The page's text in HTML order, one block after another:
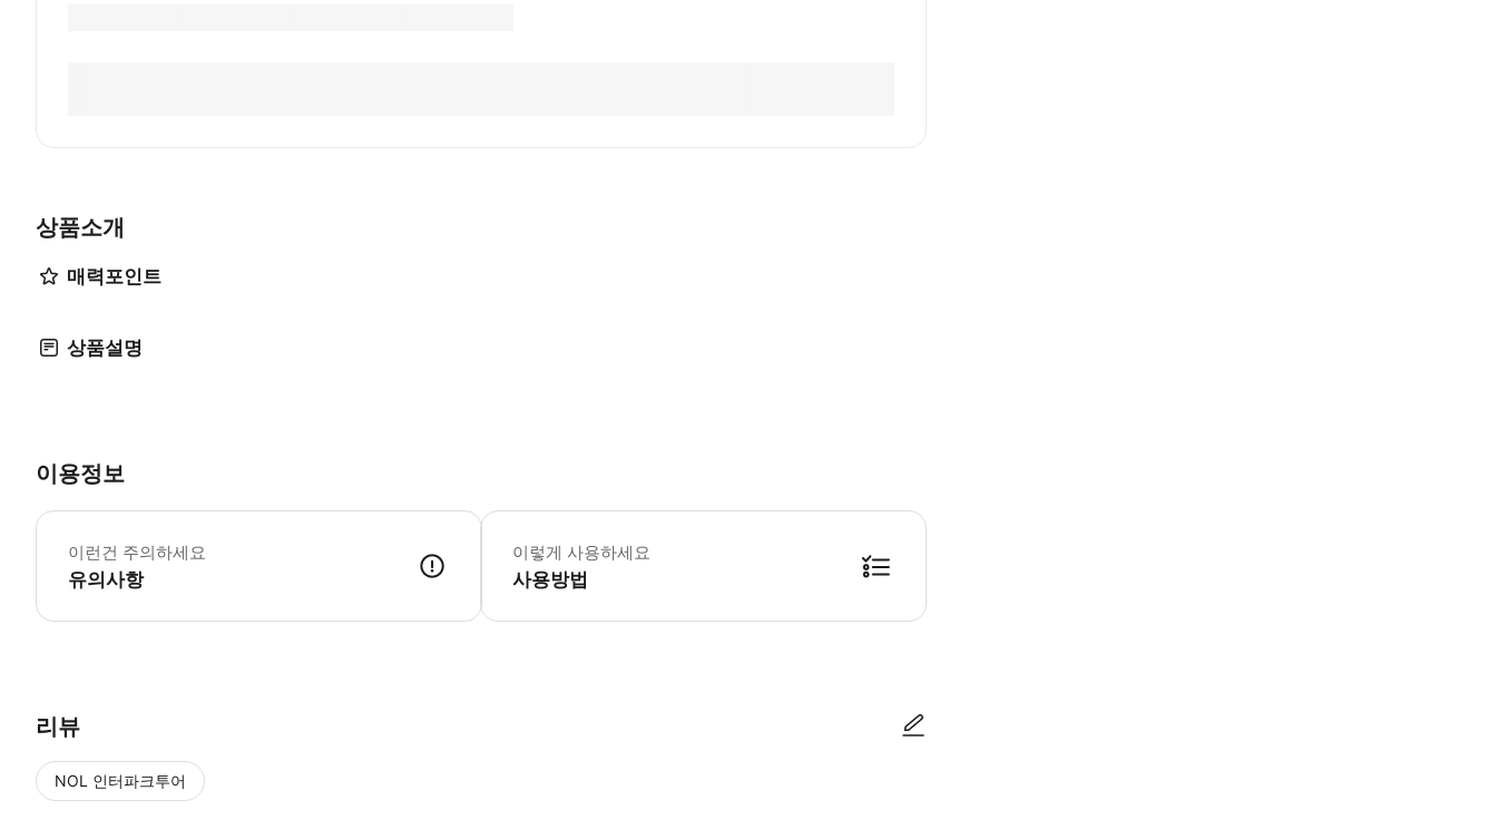
상품소개
매력포인트
상품설명
이용정보
이런건 주의하세요
유의사항
국립고궁박물원 어린이 규정: -무료: 17세 이하 국립고궁박물원 이용 사항 및 운영 시간: - 전시관 (본관) (월요일 휴장): 09:00 ~ 17:00 - 지선원 (월요일
이렇게 사용하세요
사용방법
리뷰
NOL 인터파크투어